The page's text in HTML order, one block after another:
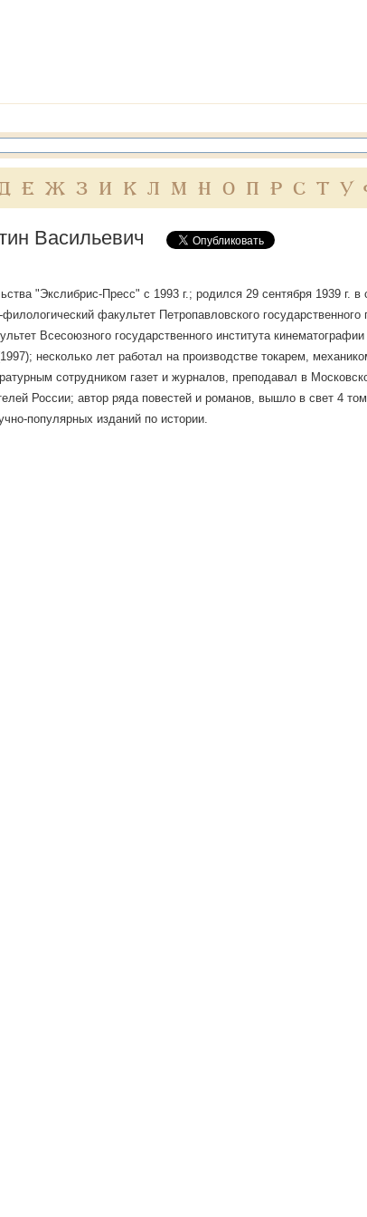
Д Е Ж З И К Л М Н О П Р С Т У
Васильевич
"Экслибрис-Пресс" с 1993 г.; родился 29 сентября 1939 г.
факультет Петропавловского государственного
Всесоюзного государственного института
несколько лет работал на производстве токарем,
сотрудником газет и журналов, преподавал в
России; автор ряда повестей и романов, вышло в свет 4
популярных изданий по истории.